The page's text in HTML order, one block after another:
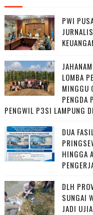
PWI
LOMBA
MINGGU
PENGDA
PENGWIL P3SI LAMPUNG
DUA
HINGGA
DLH
SUNGAI
JADI